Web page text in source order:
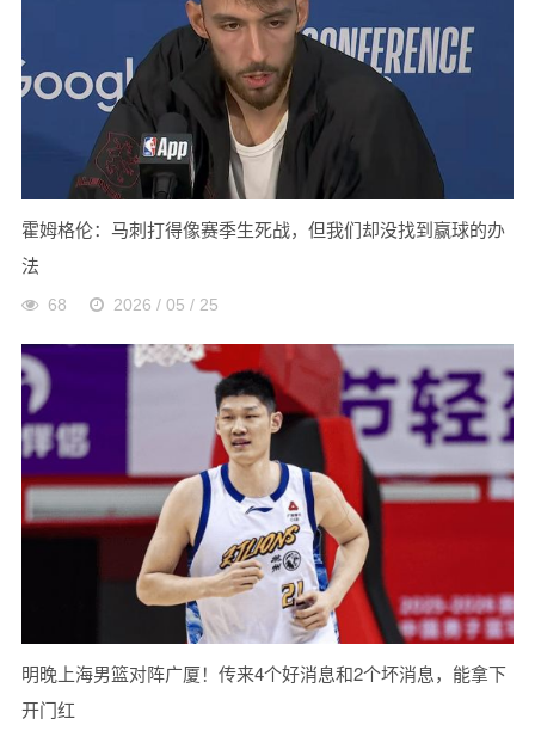
霍姆格伦：马刺打得像赛季生死战，但我们却没找到赢球的办
法
68 2026 / 05 / 25
明晚上海男篮对阵广厦！传来4个好消息和2个坏消息，能拿下
开门红